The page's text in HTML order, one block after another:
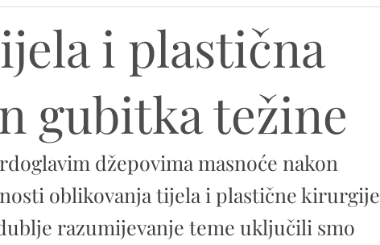
i plastična
gubitka težine
džepovima masnoće nakon
oblikovanja tijela i plastične kirurgije
razumijevanje teme uključili smo